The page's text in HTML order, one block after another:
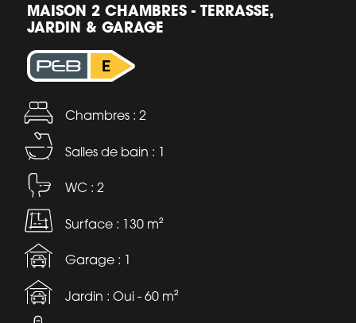
MAISON 2 CHAMBRES - TERRASSE,
JARDIN & GARAGE
Chambres : 2
Salles de bain : 1
WC : 2
Surface : 130 m²
Garage : 1
Jardin : Oui - 60 m²